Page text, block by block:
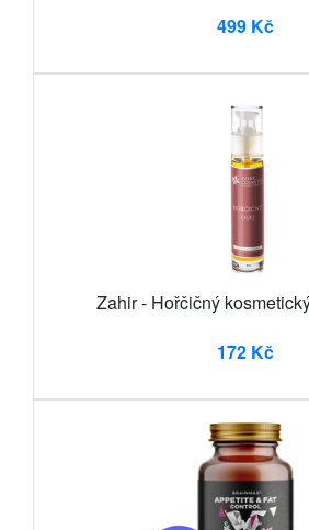
499 Kč
Zahir - Hořčičný
172 Kč